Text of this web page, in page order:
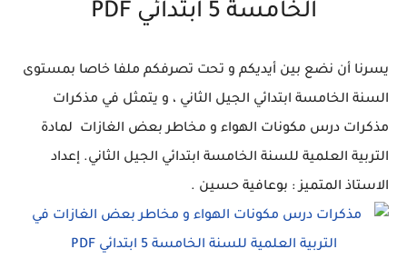
الخامسة 5 ابتدائي PDF
يسرنا أن نضع بين أيديكم و تحت تصرفكم ملفا خاصا بمستوى
السنة الخامسة ابتدائي الجيل الثاني ، و يتمثل في مذكرات
مذكرات درس مكونات الهواء و مخاطر بعض الغازات لمادة
التربية العلمية للسنة الخامسة ابتدائي الجيل الثاني. إعداد
الاستاذ المتميز : بوعافية حسين .